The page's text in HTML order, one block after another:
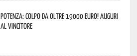
Potenza: colpo da oltre 19000 Euro! Auguri
al vincitore